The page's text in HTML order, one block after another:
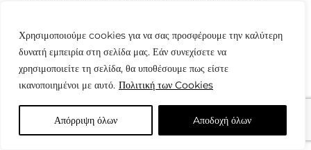
Χρησιμοποιούμε cookies για να σας προσφέρουμε την καλύτερη
δυνατή εμπειρία στη σελίδα μας. Εάν συνεχίσετε να
χρησιμοποιείτε τη σελίδα, θα υποθέσουμε πως είστε
ικανοποιημένοι με αυτό. Πολιτική των Cookies
Απόρριψη όλων Aποδοχή όλων